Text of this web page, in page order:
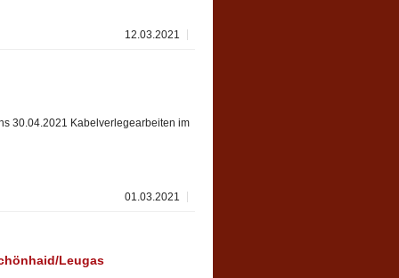
12.03.2021
30.04.2021 Kabelverlegearbeiten im
01.03.2021
Leugas